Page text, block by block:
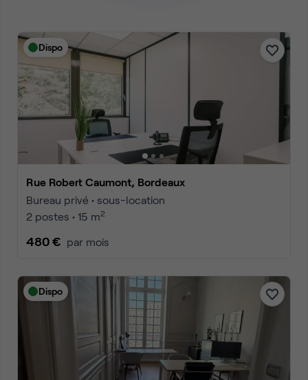
Dispo
Rue Robert Caumont, Bordeaux
Bureau privé • sous-location
2 postes • 15 m2
480 € par mois
Dispo